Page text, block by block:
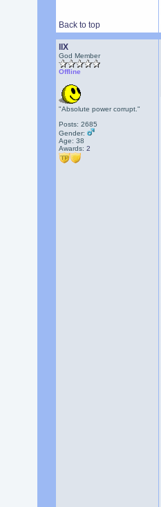
Back to top
llX
God Member
Offline
"Absolute power corrupt."
Posts: 2685
Gender:
Age: 38
Awards: 2